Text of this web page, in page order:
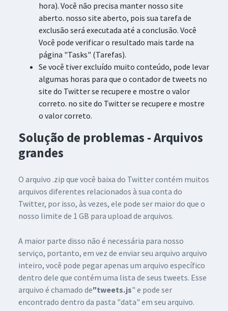
hora). Você não precisa manter nosso site
aberto. nosso site aberto, pois sua tarefa de
exclusão será executada até a conclusão. Você
Você pode verificar o resultado mais tarde na
página "Tasks" (Tarefas).
Se você tiver excluído muito conteúdo, pode levar
algumas horas para que o contador de tweets no
site do Twitter se recupere e mostre o valor
correto. no site do Twitter se recupere e mostre
o valor correto.
Solução de problemas - Arquivos
grandes
O arquivo .zip que você baixa do Twitter contém muitos
arquivos diferentes relacionados à sua conta do
Twitter, por isso, às vezes, ele pode ser maior do que o
nosso limite de 1 GB para upload de arquivos.
A maior parte disso não é necessária para nosso
serviço, portanto, em vez de enviar seu arquivo arquivo
inteiro, você pode pegar apenas um arquivo específico
dentro dele que contém uma lista de seus tweets. Esse
arquivo é chamado de"tweets.js" e pode ser
encontrado dentro da pasta "data" em seu arquivo.